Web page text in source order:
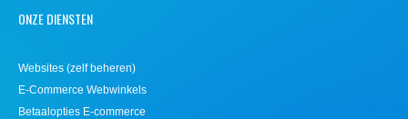
ONZE DIENSTEN
Websites (zelf beheren)
E-Commerce Webwinkels
Betaalopties E-commerce